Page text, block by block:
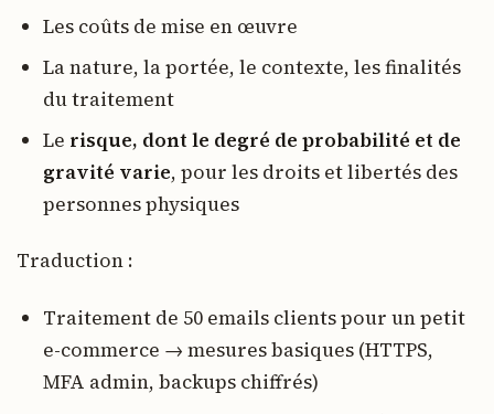
Les coûts de mise en œuvre
La nature, la portée, le contexte, les finalités
du traitement
Le risque, dont le degré de probabilité et de
gravité varie, pour les droits et libertés des
personnes physiques
Traduction :
Traitement de 50 emails clients pour un petit
e-commerce → mesures basiques (HTTPS,
MFA admin, backups chiffrés)